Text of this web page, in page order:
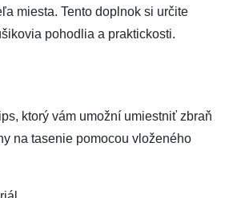
miesta. Tento doplnok si určite
pohodlia a praktickosti.
ktorý vám umožní umiestniť zbraň
na tasenie pomocou vloženého